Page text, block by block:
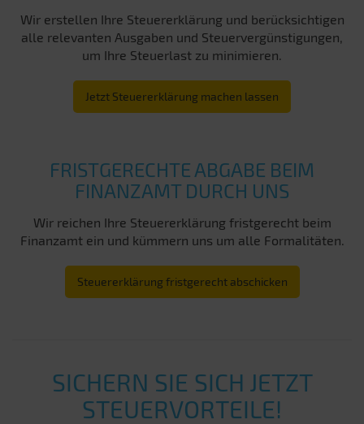
Wir erstellen Ihre Steuererklärung und berücksichtigen
alle relevanten Ausgaben und Steuervergünstigungen,
um Ihre Steuerlast zu minimieren.
Jetzt Steuererklärung machen lassen
FRISTGERECHTE ABGABE BEIM
FINANZAMT DURCH UNS
Wir reichen Ihre Steuererklärung fristgerecht beim
Finanzamt ein und kümmern uns um alle Formalitäten.
Steuererklärung fristgerecht abschicken
SICHERN SIE SICH JETZT
STEUERVORTEILE!